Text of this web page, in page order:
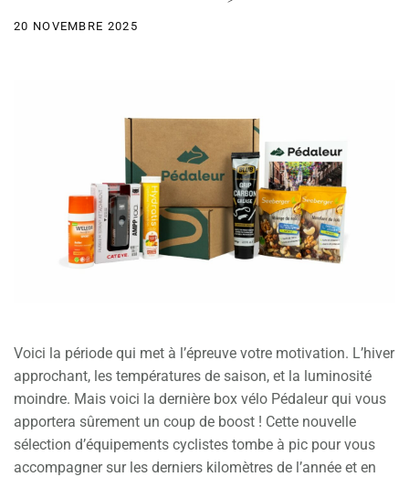
20 NOVEMBRE 2025
Voici la période qui met à l’épreuve votre motivation. L’hiver
approchant, les températures de saison, et la luminosité
moindre. Mais voici la dernière box vélo Pédaleur qui vous
apportera sûrement un coup de boost ! Cette nouvelle
sélection d’équipements cyclistes tombe à pic pour vous
accompagner sur les derniers kilomètres de l’année et en